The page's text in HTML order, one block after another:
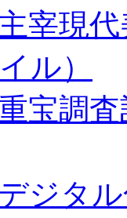
宰現
ル）
宝調
ジタ